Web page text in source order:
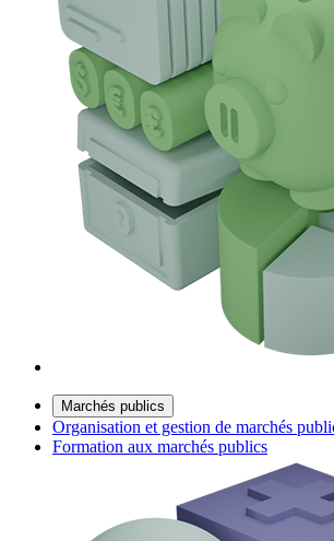
Marchés publics
Organisation et gestion de marchés
Formation aux marchés publics